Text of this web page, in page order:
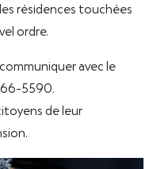
résidences touchées
ordre.
avec le
5590.
de leur